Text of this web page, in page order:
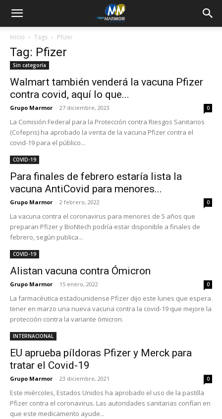
Inicio Tags Pfizer
Tag: Pfizer
Sin categoría
Walmart también venderá la vacuna Pfizer
contra covid, aquí lo que...
Grupo Marmor - 27 diciembre, 2023 0
La Comisión Federal para la Protección contra Riesgos Sanitarios
(Cofepris) ha aprobado la venta de la vacuna Pfizer contra el
covid-19 para el público...
COVID-19
Para finales de febrero estaría lista la
vacuna AntiCovid para menores...
Grupo Marmor - 2 febrero, 2022 0
La vacuna contra el coronavirus para menores de 5 años que
preparan Pfizer y BioNtech podría estar disponible a finales de
febrero, según publica...
COVID-19
Alistan vacuna contra Ómicron
Grupo Marmor - 15 enero, 2022 0
La farmacéutica estadounidense Pfizer dijo este lunes que espera
tener en marzo una nueva vacuna contra la covid-19 que mejore la
protección contra la variante ómicron.
INTERNACIONAL
EU aprueba píldoras Pfizer y Merck para
tratar el Covid-19
Grupo Marmor - 23 diciembre, 2021 0
Este miércoles, Estados Unidos ha aprobado el uso de la pastilla
Pfizer contra el coronavirus. Las autoridades sanitarias confían en
que este medicamento ayude...